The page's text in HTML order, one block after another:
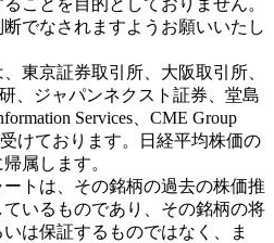
でなされますようお願いいたし
東京証券取引所、大阪取引所、
、ジャパンネクスト証券、堂島
Services、CME Group
けております。日経平均株価の
属します。
トは、その銘柄の過去の株価推
いるものであり、その銘柄の将
は保証するものではなく、ま